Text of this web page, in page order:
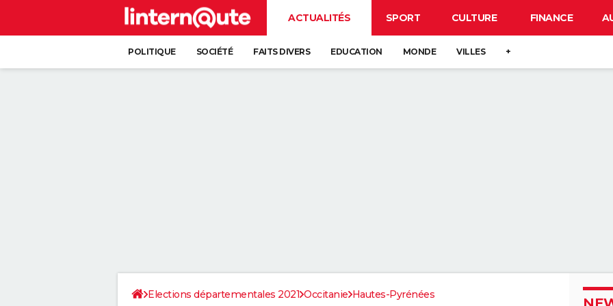
ACTUALITÉS SPORT CULTURE FINANCE
POLITIQUE SOCIÉTÉ FAITS DIVERS EDUCATION MONDE VILLES +
Elections départementales 2021 Occitanie Hautes-Pyrénées